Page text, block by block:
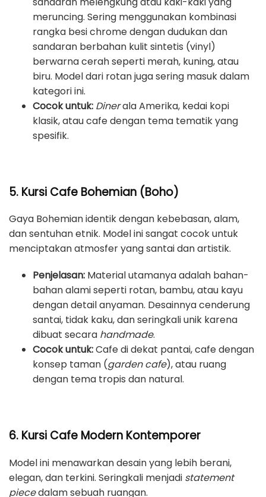
meruncing. Sering menggunakan kombinasi
rangka besi chrome dengan dudukan dan
sandaran berbahan kulit sintetis (vinyl)
berwarna cerah seperti merah, kuning, atau
biru. Model dari rotan juga sering masuk dalam
kategori ini.
Cocok untuk: Dinerala Amerika, kedai kopi
klasik, atau cafe dengan tema tematik yang
spesifik.
5. Kursi Cafe Bohemian (Boho)
Gaya Bohemian identik dengan kebebasan, alam,
dan sentuhan etnik. Model ini sangat cocok untuk
menciptakan atmosfer yang santai dan artistik.
Penjelasan: Material utamanya adalah bahan-
bahan alami seperti rotan, bambu, atau kayu
dengan detail anyaman. Desainnya cenderung
santai, tidak kaku, dan seringkali unik karena
dibuat secara handmade.
Cocok untuk:Cafe di dekat pantai, cafe dengan
konsep taman (garden cafe), atau ruang
dengan tema tropis dan natural.
6. Kursi Cafe Modern Kontemporer
Model ini menawarkan desain yang lebih berani,
elegan, dan terkini. Seringkali menjadi statement
piecedalam sebuah ruangan.